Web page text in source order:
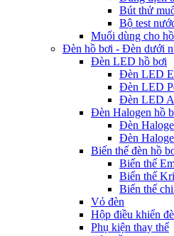
Bút thử
Bộ test
Muối dùng cho
Đèn hồ bơi - Đèn dưới
Đèn LED hồ bơi
Đèn LED
Đèn LED
Đèn LED
Đèn Halogen hồ
Đèn
Đèn
Biến thế đèn hồ
Biến thế
Biến thế
Biến thế
Vỏ đèn
Hộp điều khiển
Phụ kiện thay thế